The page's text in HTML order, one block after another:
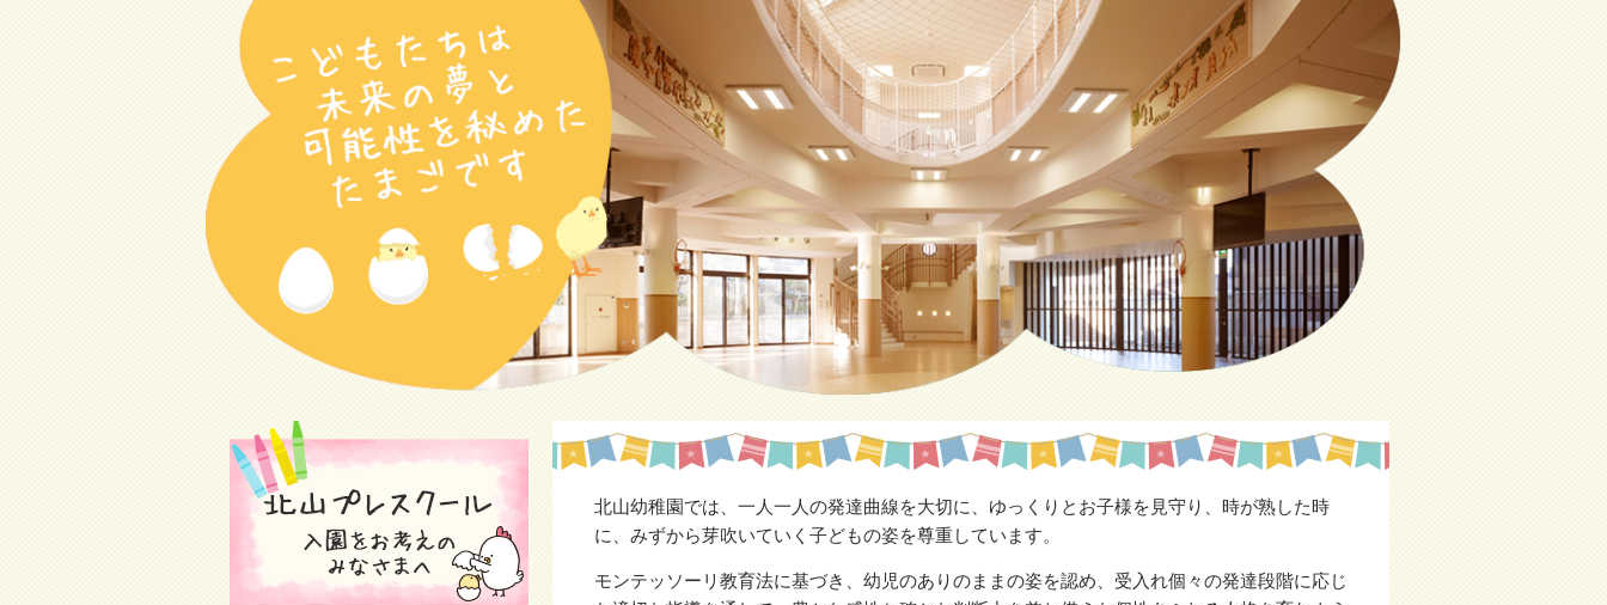
北山幼稚園では、一人一人の発達曲線を大切に、ゆっくりとお子様を見守り、時が熟した時
に、みずから芽吹いていく子どもの姿を尊重しています。
モンテッソーリ教育法に基づき、幼児のありのままの姿を認め、受入れ個々の発達段階に応じ